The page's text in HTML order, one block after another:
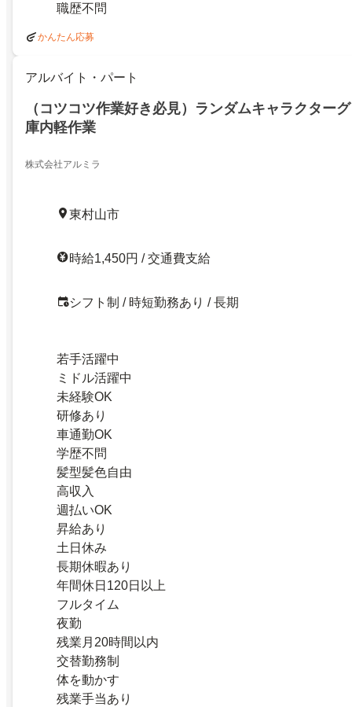
職歴不問
かんたん応募
アルバイト・パート
（コツコツ作業好き必見）ランダムキャラクター
庫内軽作業
株式会社アルミラ
東村山市
時給1,450円 / 交通費支給
シフト制 / 時短勤務あり / 長期
若手活躍中
ミドル活躍中
未経験OK
研修あり
車通勤OK
学歴不問
髪型髪色自由
高収入
週払いOK
昇給あり
土日休み
長期休暇あり
年間休日120日以上
フルタイム
夜勤
残業月20時間以内
交替勤務制
体を動かす
残業手当あり